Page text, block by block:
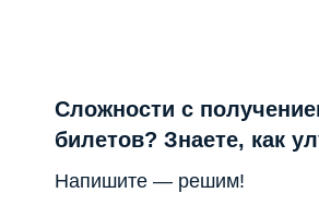
Сложности с
билетов? Знаете, как
Напишите — решим!